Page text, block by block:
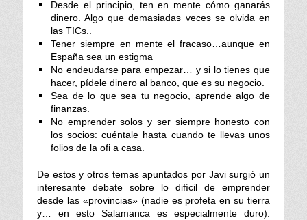
Desde el principio, ten en mente cómo ganarás
dinero. Algo que demasiadas veces se olvida en
las TICs..
Tener siempre en mente el fracaso…aunque en
España sea un estigma
No endeudarse para empezar… y si lo tienes que
hacer, pídele dinero al banco, que es su negocio.
Sea de lo que sea tu negocio, aprende algo de
finanzas.
No emprender solos y ser siempre honesto con
los socios: cuéntale hasta cuando te llevas unos
folios de la ofi a casa.
De estos y otros temas apuntados por Javi surgió un
interesante debate sobre lo difícil de emprender
desde las «provincias» (nadie es profeta en su tierra
y… en esto Salamanca es especialmente duro).